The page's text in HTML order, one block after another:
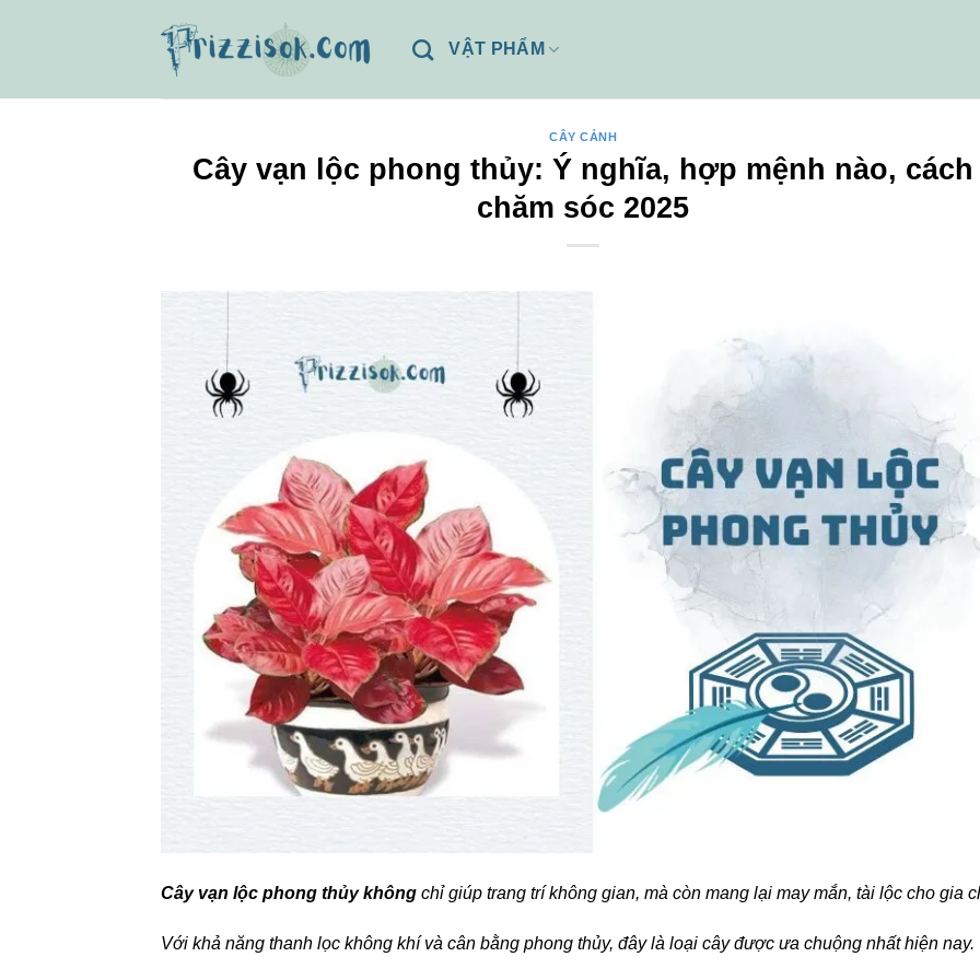
dung
VẬT PHẨM
CÂY CẢNH
Cây vạn lộc phong thủy: Ý nghĩa, hợp mệnh nào, cách
chăm sóc 2025
Cây vạn lộc phong thủy không chỉ giúp trang trí không gian, mà còn mang lại may mắn, tài lộc cho gia
Với khả năng thanh lọc không khí và cân bằng phong thủy, đây là loại cây được ưa chuộng nhất hiện nay.